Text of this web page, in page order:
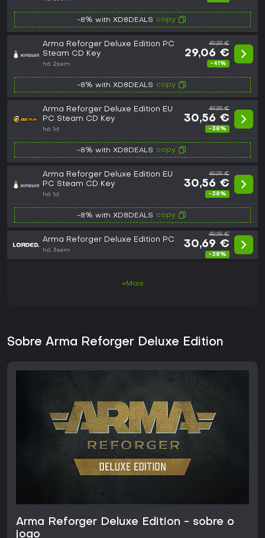
-8% with XD8DEALS copy
Arma Reforger Deluxe Edition PC
Steam CD Key
há 2sem
49,99 €
29,06 €
-41%
-8% with XD8DEALS copy
Arma Reforger Deluxe Edition EU
PC Steam CD Key
há 1d
49,99 €
30,56 €
-38%
-8% with XD8DEALS copy
Arma Reforger Deluxe Edition EU
PC Steam CD Key
há 1d
49,99 €
30,56 €
-38%
-8% with XD8DEALS copy
Arma Reforger Deluxe Edition PC
há 3sem
49,99 €
30,69 €
-38%
+Mais
Sobre Arma Reforger Deluxe Edition
Arma Reforger Deluxe Edition - sobre o
jogo